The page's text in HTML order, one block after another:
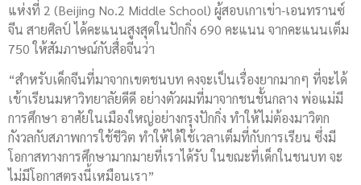
แห่งที่ 2 (Beijing No.2 Middle School) ผู้สอบเกาเข่า-เอนทรานซ์
จีน สายศิลป์ ได้คะแนนสูงสุดในปักกิ่ง 690 คะแนน จากคะแนนเต็ม
750 ให้สัมภาษณ์กับสื่อจีนว่า
“สำหรับเด็กจีนที่มาจากเขตชนบท คงจะเป็นเรื่องยากมากๆ ที่จะได้
เข้าเรียนมหาวิทยาลัยดีดี อย่างตัวผมที่มาจากชนชั้นกลาง พ่อแม่มี
การศึกษา อาศัยในเมืองใหญ่อย่างกรุงปักกิ่ง ทำให้ไม่ต้องมาวิตก
กังวลกับสภาพการใช้ชีวิต ทำให้ได้ใช้เวลาเต็มที่กับการเรียน ซึ่งมี
โอกาสทางการศึกษามากมายที่เราได้รับ ในขณะที่เด็กในชนบท จะ
ไม่มีโอกาสตรงนี้เหมือนเรา”